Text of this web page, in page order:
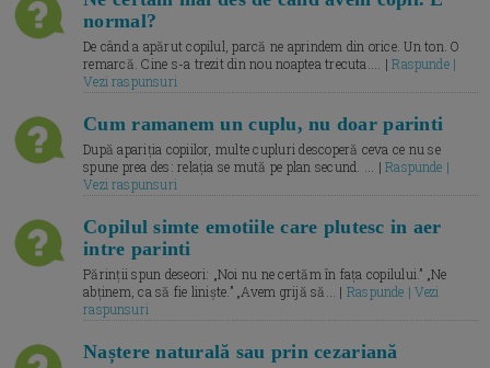
normal?
De când a apărut copilul, parcă ne aprindem din orice. Un ton. O
remarcă. Cine s-a trezit din nou noaptea trecuta.... |Raspunde |
Vezi raspunsuri
Cum ramanem un cuplu, nu doar parinti
După apariția copiilor, multe cupluri descoperă ceva ce nu se
spune prea des: relația se mută pe plan secund. ... |Raspunde |
Vezi raspunsuri
Copilul simte emotiile care plutesc in aer
intre parinti
Părinții spun deseori: „Noi nu ne certăm în fața copilului.” „Ne
abținem, ca să fie liniște.” „Avem grijă să... | Raspunde | Vezi
raspunsuri
Naștere naturală sau prin cezariană